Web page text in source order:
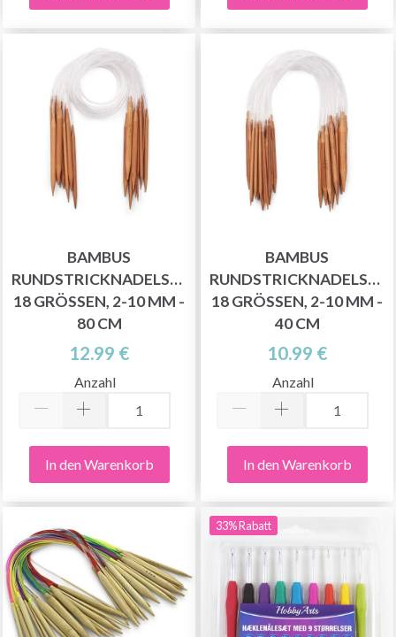
BAMBUS
RUNDSTRICKNADELSET,
18 GRÖSSEN, 2-10 MM - 8
0 CM
12.99 €
Anzahl
In den Warenkorb
BAMBUS
RUNDSTRICKNADELSET,
18 GRÖSSEN, 2-10 MM - 4
0 CM
10.99 €
Anzahl
In den Warenkorb
33% Rabatt